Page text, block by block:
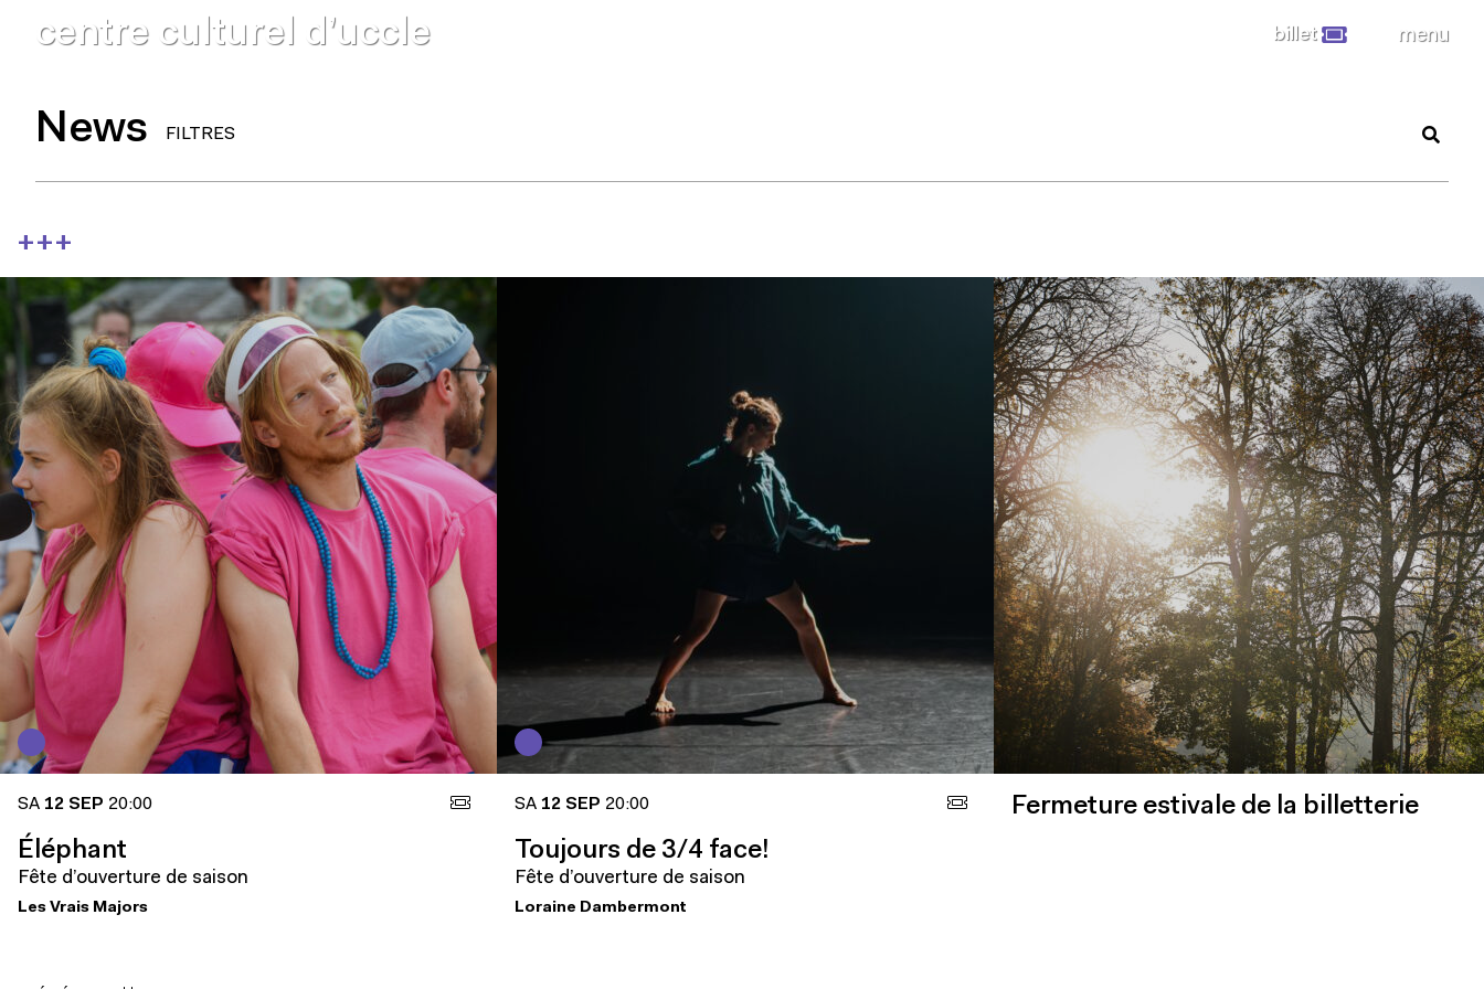
centre culturel d’uccle billet menu
News FILTRES
+++
SA 12 SEP 20:00
Éléphant
Fête d’ouverture de saison
Les Vrais Majors
SA 12 SEP 20:00
Toujours de 3/4 face!
Fête d’ouverture de saison
Loraine Dambermont
Fermeture estivale de la billetterie